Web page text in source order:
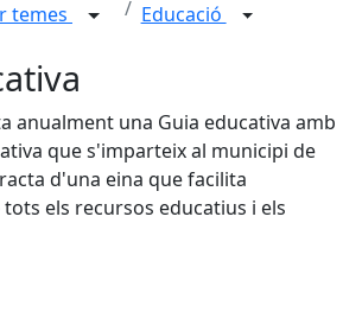
temes Educació
anualment una Guia educativa amb
que s'imparteix al municipi de
d'una eina que facilita
els recursos educatius i els
2027